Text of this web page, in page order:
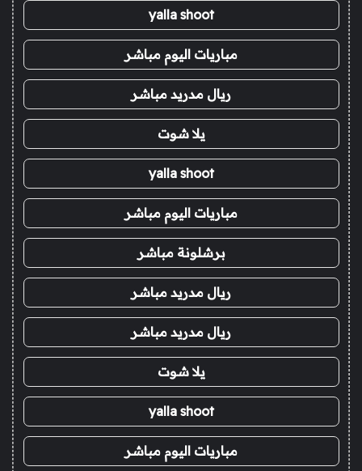
yalla shoot
مباريات اليوم مباشر
ريال مدريد مباشر
يلا شوت
yalla shoot
مباريات اليوم مباشر
برشلونة مباشر
ريال مدريد مباشر
ريال مدريد مباشر
يلا شوت
yalla shoot
مباريات اليوم مباشر